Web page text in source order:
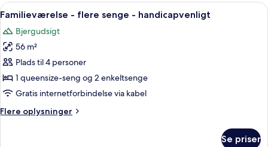
1
seng
(Executive)
Indlæs
alle
billeder
af
Familieværelse
-
flere
-
En seng med pude i rumtema, en
7
Familieværelse - flere senge - handicapvenligt
Bjergudsigt
56 m²
Plads til 4 personer
1 queensize-seng og 2 enkeltsenge
Gratis internetforbindelse via kabel
Flere oplysninger
Flere
Se priser